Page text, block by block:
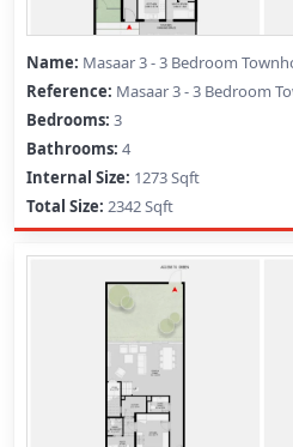
Masaar 3 - 3 Bedroom
Masaar 3 - 3 Bedroom
3
4
1273 Sqft
2342 Sqft